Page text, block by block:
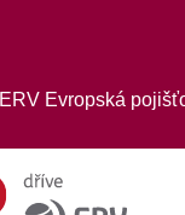
ERV Evropská